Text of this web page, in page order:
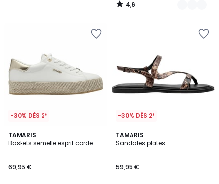
4,6
/
-30% DÈS 2*
TAMARIS
Baskets semelle esprit corde
69,95 €
4,7
/ 5
-30% DÈS 2*
TAMARIS
Sandales plates
59,95 €
5
/